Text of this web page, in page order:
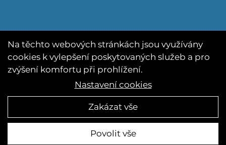
ZŠ a MŠ Halže Vytvořila digitální agentúra4WORKS Solutions
Facebook
E-
Na těchto webových stránkách jsou využívány
cookies k vylepšení poskytovaných služeb a pro
zvýšení komfortu při prohlížení.
Nastavení cookies
Zakázat vše
Povolit vše